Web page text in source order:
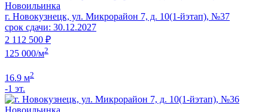
Новоильинка
г. Новокузнецк, ул. Микрорайон 7, д. 10(1-йэтап), №37
срок сдачи: 30.12.2027
2 112 500 ₽
125 000/м2
16.9 м2
-1 эт.
Новоильинка